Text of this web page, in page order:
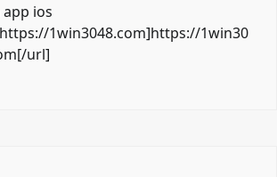
ios
1win3048.com]https://1win30
url]